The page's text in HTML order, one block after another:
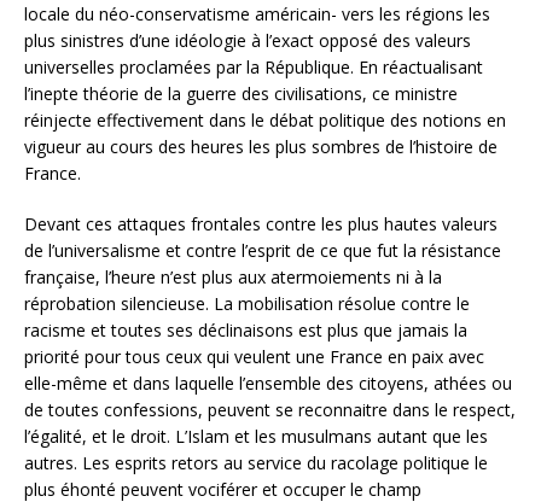
locale du néo-conservatisme américain- vers les régions les
plus sinistres d’une idéologie à l’exact opposé des valeurs
universelles proclamées par la République. En réactualisant
l’inepte théorie de la guerre des civilisations, ce ministre
réinjecte effectivement dans le débat politique des notions en
vigueur au cours des heures les plus sombres de l’histoire de
France.
Devant ces attaques frontales contre les plus hautes valeurs
de l’universalisme et contre l’esprit de ce que fut la résistance
française, l’heure n’est plus aux atermoiements ni à la
réprobation silencieuse. La mobilisation résolue contre le
racisme et toutes ses déclinaisons est plus que jamais la
priorité pour tous ceux qui veulent une France en paix avec
elle-même et dans laquelle l’ensemble des citoyens, athées ou
de toutes confessions, peuvent se reconnaitre dans le respect,
l’égalité, et le droit. L’Islam et les musulmans autant que les
autres. Les esprits retors au service du racolage politique le
plus éhonté peuvent vociférer et occuper le champ